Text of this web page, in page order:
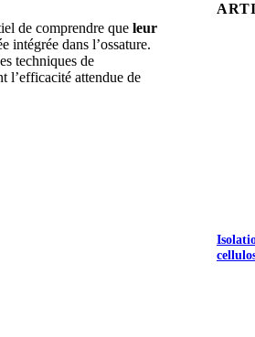
de comprendre que leur
intégrée dans l’ossature.
techniques de
l’efficacité attendue de